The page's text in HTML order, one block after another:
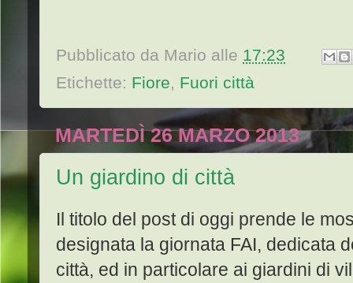
Pubblicato da Mario alle 17:23
Etichette: Fiore, Fuori città
MARTEDÌ 26 MARZO 2013
Un giardino di città
Il titolo del post di oggi prende le
designata la giornata FAI, dedicata
città, ed in particolare ai giardini di